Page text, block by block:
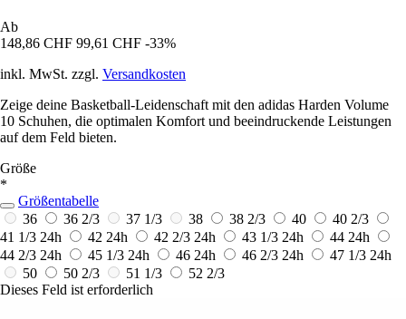
Ab
148,86 CHF 99,61 CHF -33%
inkl. MwSt. zzgl. Versandkosten
Zeige deine Basketball-Leidenschaft mit den adidas Harden Volume
10 Schuhen, die optimalen Komfort und beeindruckende Leistungen
auf dem Feld bieten.
Größe
*
Größentabelle
36
36 2/3 37 1/3 38 38 2/3 40
40 2/3
41 1/3 24h 42 24h 42 2/3 24h 43 1/3 24h 44 24h
44 2/3 24h 45 1/3 24h 46 24h 46 2/3 24h 47 1/3 24h
50
50 2/3 51 1/3
52 2/3
Dieses Feld ist erforderlich